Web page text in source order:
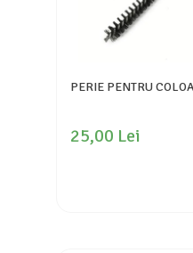
PERIE PENTRU
25,00 Lei